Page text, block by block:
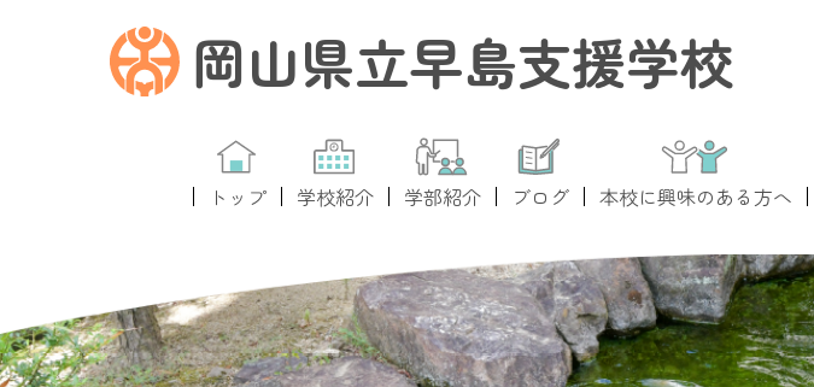
岡山県立早島支援学校
トップ 学校紹介 学部紹介 ブログ 本校に興味のある方へ